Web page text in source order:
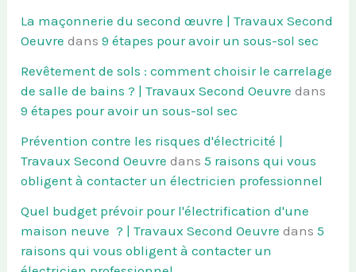
La maçonnerie du second œuvre | Travaux Second
Oeuvre dans9 étapes pour avoir un sous-sol sec
Revêtement de sols : comment choisir le carrelage
de salle de bains ? | Travaux Second Oeuvre dans
9 étapes pour avoir un sous-sol sec
Prévention contre les risques d'électricité |
Travaux Second Oeuvre dans5 raisons qui vous
obligent à contacter un électricien professionnel
Quel budget prévoir pour l'électrification d'une
maison neuve ? | Travaux Second Oeuvre dans5
raisons qui vous obligent à contacter un